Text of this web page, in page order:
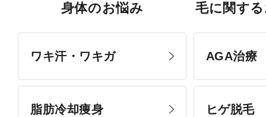
身体のお悩み
ワキ汗・ワキガ
脂肪冷却痩身
毛に関す
AGA治療
ヒゲ脱毛